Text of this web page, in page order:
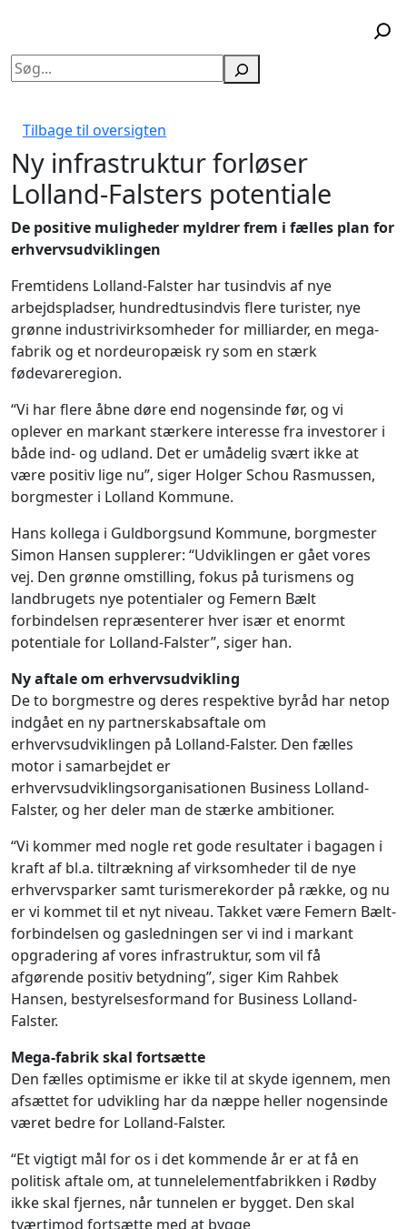
Søg
Tilbage til oversigten
Ny infrastruktur forløser
Lolland-Falsters potentiale
De positive muligheder myldrer frem i fælles plan for
erhvervsudviklingen
Fremtidens Lolland-Falster har tusindvis af nye
arbejdspladser, hundredtusindvis flere turister, nye
grønne industrivirksomheder for milliarder, en mega-
fabrik og et nordeuropæisk ry som en stærk
fødevareregion.
“Vi har flere åbne døre end nogensinde før, og vi
oplever en markant stærkere interesse fra investorer i
både ind- og udland. Det er umådelig svært ikke at
være positiv lige nu”, siger Holger Schou Rasmussen,
borgmester i Lolland Kommune.
Hans kollega i Guldborgsund Kommune, borgmester
Simon Hansen supplerer: “Udviklingen er gået vores
vej. Den grønne omstilling, fokus på turismens og
landbrugets nye potentialer og Femern Bælt
forbindelsen repræsenterer hver især et enormt
potentiale for Lolland-Falster”, siger han.
Ny aftale om erhvervsudvikling
De to borgmestre og deres respektive byråd har netop
indgået en ny partnerskabsaftale om
erhvervsudviklingen på Lolland-Falster. Den fælles
motor i samarbejdet er
erhvervsudviklingsorganisationen Business Lolland-
Falster, og her deler man de stærke ambitioner.
“Vi kommer med nogle ret gode resultater i bagagen i
kraft af bl.a. tiltrækning af virksomheder til de nye
erhvervsparker samt turismerekorder på række, og nu
er vi kommet til et nyt niveau. Takket være Femern Bælt-
forbindelsen og gasledningen ser vi ind i markant
opgradering af vores infrastruktur, som vil få
afgørende positiv betydning”, siger Kim Rahbek
Hansen, bestyrelsesformand for Business Lolland-
Falster.
Mega-fabrik skal fortsætte
Den fælles optimisme er ikke til at skyde igennem, men
afsættet for udvikling har da næppe heller nogensinde
været bedre for Lolland-Falster.
“Et vigtigt mål for os i det kommende år er at få en
politisk aftale om, at tunnelelementfabrikken i Rødby
ikke skal fjernes, når tunnelen er bygget. Den skal
tværtimod fortsætte med at bygge